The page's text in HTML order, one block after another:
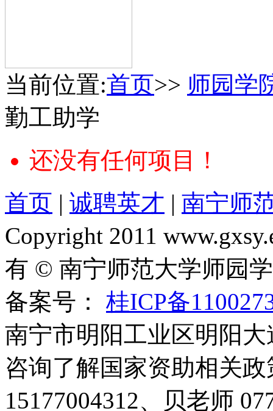
当前位置:首页>> 师园学
勤工助学
还没有任何项目！
首页 | 诚聘英才 | 南宁师
Copyright 2011
有 © 南宁师范大学师园
备案号： 桂ICP备
南宁市明阳工业区明阳
咨询了解国家资助相关
15177004312、贝老师